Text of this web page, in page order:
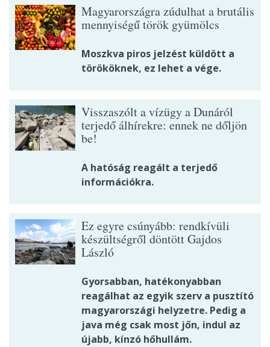
Magyarországra zúdulhat a brutális
mennyiségű török gyümölcs
Moszkva piros jelzést küldött a
törököknek, ez lehet a vége.
Visszaszólt a vízügy a Dunáról
terjedő álhírekre: ennek ne dőljön
be!
A hatóság reagált a terjedő
információkra.
Ez egyre csúnyább: rendkívüli
készültségről döntött Gajdos
László
Gyorsabban, hatékonyabban
reagálhat az egyik szerv a pusztító
magyarországi helyzetre. Pedig a
java még csak most jőn, indul az
újabb, kínzó hőhullám.